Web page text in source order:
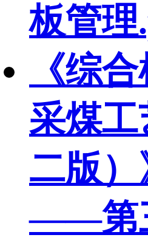
板管理
《综
采煤
二版
——第